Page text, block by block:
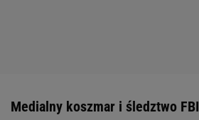
Medialny koszmar i śledztwo FBI